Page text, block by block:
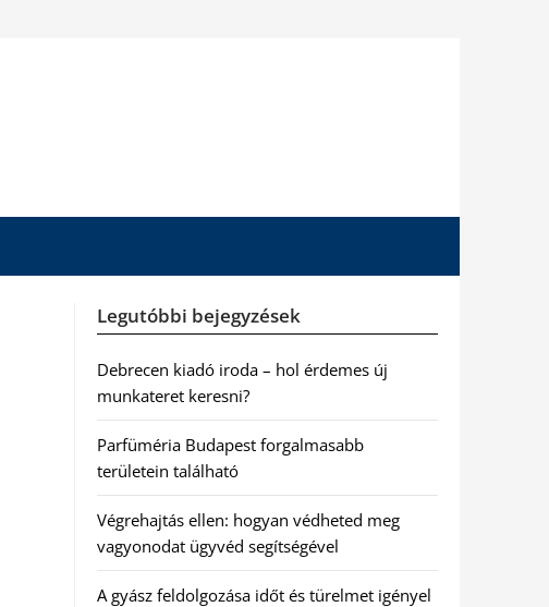
Legutóbbi bejegyzések
Debrecen kiadó iroda – hol érdemes új
munkateret keresni?
Parfüméria Budapest forgalmasabb
területein található
Végrehajtás ellen: hogyan védheted meg
vagyonodat ügyvéd segítségével
A gyász feldolgozása időt és türelmet igényel